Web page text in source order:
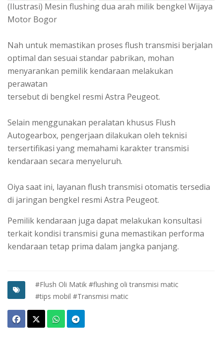
(Ilustrasi) Mesin flushing dua arah milik bengkel Wijaya
Motor Bogor
Nah untuk memastikan proses flush transmisi berjalan
optimal dan sesuai standar pabrikan, mohan
menyarankan pemilik kendaraan melakukan
perawatan
tersebut di bengkel resmi Astra Peugeot.
Selain menggunakan peralatan khusus Flush
Autogearbox, pengerjaan dilakukan oleh teknisi
tersertifikasi yang memahami karakter transmisi
kendaraan secara menyeluruh.
Oiya saat ini, layanan flush transmisi otomatis tersedia
di jaringan bengkel resmi Astra Peugeot.
Pemilik kendaraan juga dapat melakukan konsultasi
terkait kondisi transmisi guna memastikan performa
kendaraan tetap prima dalam jangka panjang.
#Flush Oli Matik #flushing oli transmisi matic
#tips mobil #Transmisi matic